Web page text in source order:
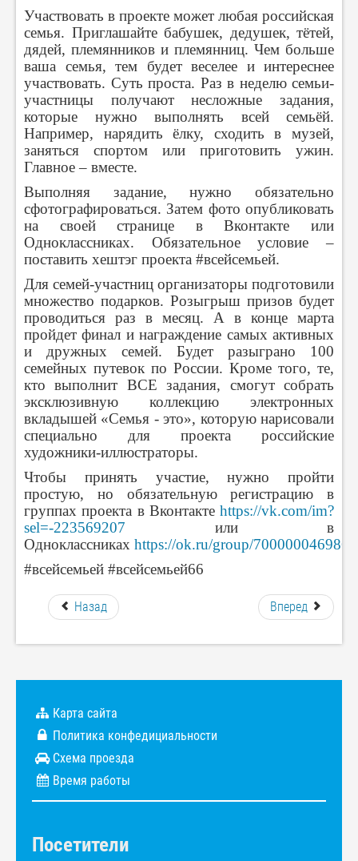
Участвовать в проекте может любая российская
семья. Приглашайте бабушек, дедушек, тётей,
дядей, племянников и племянниц. Чем больше
ваша семья, тем будет веселее и интереснее
участвовать. Суть проста. Раз в неделю семьи-
участницы получают несложные задания,
которые нужно выполнять всей семьёй.
Например, нарядить ёлку, сходить в музей,
заняться спортом или приготовить ужин.
Главное – вместе.
Выполняя задание, нужно обязательно
сфотографироваться. Затем фото опубликовать
на своей странице в Вконтакте или
Одноклассниках. Обязательное условие –
поставить хештэг проекта #всейсемьей.
Для семей-участниц организаторы подготовили
множество подарков. Розыгрыш призов будет
проводиться раз в месяц. А в конце марта
пройдет финал и награждение самых активных
и дружных семей. Будет разыграно 100
семейных путевок по России. Кроме того, те,
кто выполнит ВСЕ задания, смогут собрать
эксклюзивную коллекцию электронных
вкладышей «Семья - это», которую нарисовали
специально для проекта российские
художники-иллюстраторы.
Чтобы принять участие, нужно пройти
простую, но обязательную регистрацию в
группах проекта в Вконтакте https://vk.com/im?
sel=-223569207 или в
Одноклассниках https://ok.ru/group/
#всейсемьей #всейсемьей66
Назад Вперед
Карта сайта
Политика конфедициальности
Схема проезда
Время работы
Посетители